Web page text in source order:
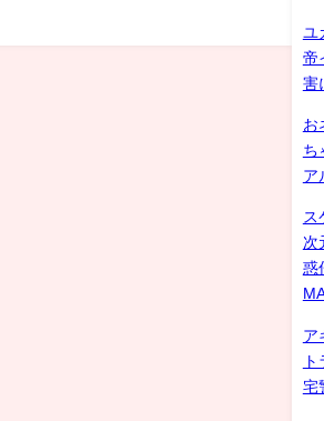
ユ
帝
害
お
ち
ア
ス
次
惑
ア
宅